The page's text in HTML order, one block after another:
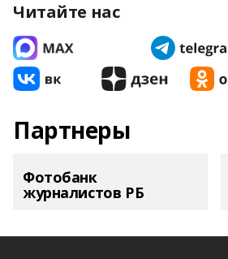
Читайте нас
Партнеры
Фотобанк
журналистов РБ